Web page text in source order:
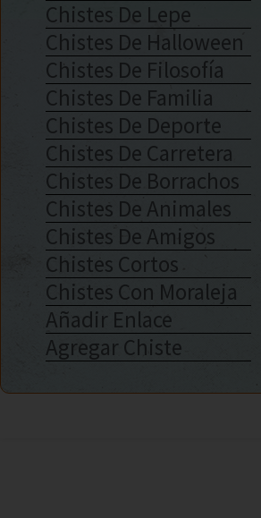
Chistes De Lepe
Chistes De Halloween
Chistes De Filosofía
Chistes De Familia
Chistes De Deporte
Chistes De Carretera
Chistes De Borrachos
Chistes De Animales
Chistes De Amigos
Chistes Cortos
Chistes Con Moraleja
Añadir Enlace
Agregar Chiste